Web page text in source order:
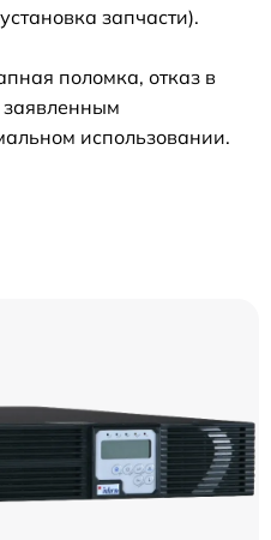
запчасти).
поломка, отказ в
заявленным
использовании.